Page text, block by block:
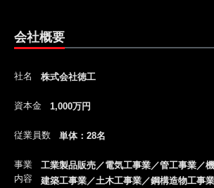
会社概要
社名 株式会社徳工
資本金 1,000万円
従業員数 単体：28名
事業
内容
工業製品販売／電気工事業／管工事業／
建築工事業／土木工事業／鋼構造物工事業